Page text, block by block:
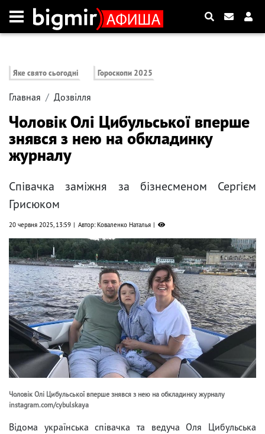
Яке свято сьогодні Гороскопи 2025
Главная Дозвілля
Чоловік Олі Цибульської вперше
знявся з нею на обкладинку
журналу
Співачка заміжня за бізнесменом Сергієм
Грисюком
20 червня 2025, 13:59 Автор: Коваленко Наталья
Чоловік Олі Цибульської вперше знявся з нею на обкладинку журналу
instagram.com/cybulskaya
Відома українська співачка та ведуча Оля Цибульська